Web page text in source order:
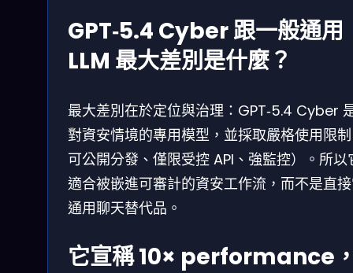
GPT‑5.4 Cyber 跟一般通用
LLM 最大差別是什麼？
最大差別在於定位與治理：GPT‑5.4 Cyber
對資安情境的專用模型，並採取嚴格使用限
可公開分發、僅限受控 API、強監控）。所以
適合被嵌進可審計的資安工作流，而不是直
通用聊天替代品。
它宣稱 10× performance